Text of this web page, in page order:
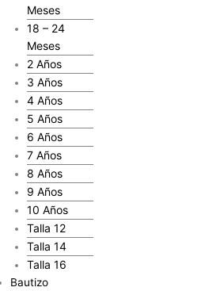
Meses
18 – 24
Meses
2 Años
3 Años
4 Años
5 Años
6 Años
7 Años
8 Años
9 Años
10 Años
Talla 12
Talla 14
Talla 16
Bautizo